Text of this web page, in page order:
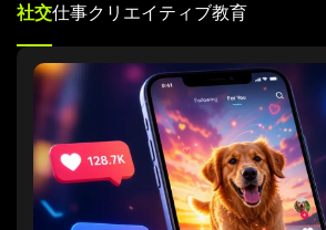
社交仕事クリエイティブ教育